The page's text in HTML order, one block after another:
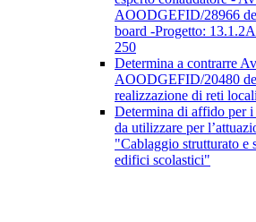
AOODGEFID/28966
board -Progetto:
250
Determina a contrarre
AOODGEFID/20480
realizzazione di reti locali
Determina di affido per
da utilizzare per
"Cablaggio strutturato e
edifici scolastici"